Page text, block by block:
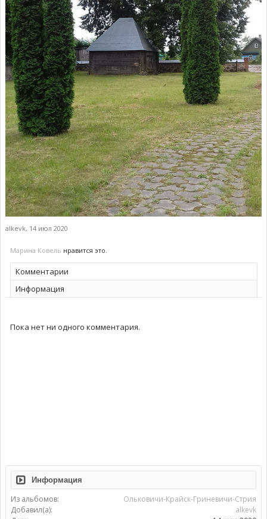
alkevk, 14 июл 2020
Марина Ковель нравится это.
Комментарии
Информация
Пока нет ни одного комментария.
Информация
Из альбомов:
Ольковичи-Крайск-Гриневичи-Стрия
Добавил(а):
alkevk